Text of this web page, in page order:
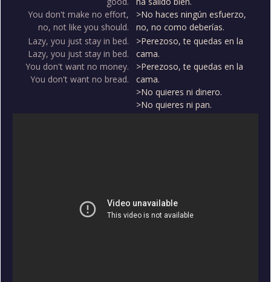
You don't make no effort,
no, not like you should.
>No haces ningún esfuerzo,
no, no como deberías.
Lazy, you just stay in bed.
Lazy, you just stay in bed.
You don't want no money.
You don't want no bread.
>Perezoso, te quedas en la
cama.
>Perezoso, te quedas en la
cama.
>No quieres ni dinero.
>No quieres ni pan.